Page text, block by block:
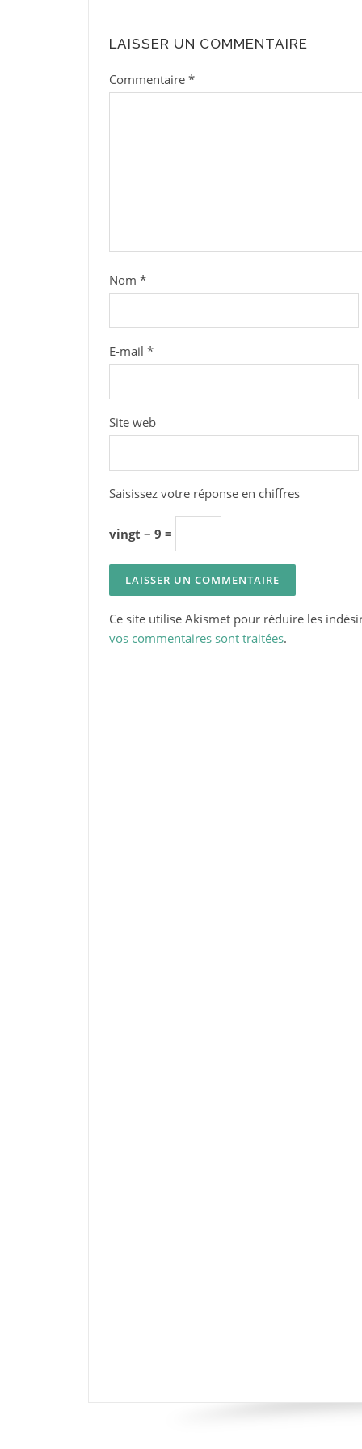
LAISSER UN COMMENTAIRE
Commentaire *
Nom *
E-mail *
Site web
Saisissez votre réponse en chiffres
vingt − 9 =
Ce site utilise Akismet pour réduire les
vos commentaires sont traitées.